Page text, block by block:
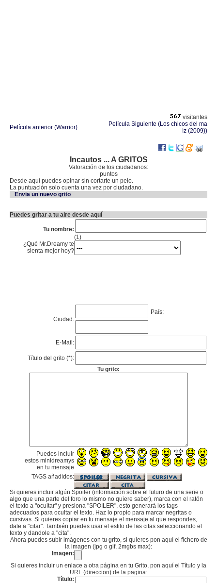
visitantes
Película anterior (Warrior)
Película Siguiente (Los chicos del ma
íz (2009))
Incautos ... A GRITOS
Valoración de los ciudadanos:
puntos
Desde aquí puedes opinar sin cortarte un pelo.
La puntuación solo cuenta una vez por ciudadano.
Envia un nuevo grito
Puedes gritar a tu aire desde aquí
Tu nombre:
(1)
¿Qué Mr.Dreamy te
sienta mejor hoy?
Ciudad:
País:
E-Mail:
Título del grito (*):
Tu grito:
Puedes incluir
estos minidreamys
en tu mensaje
TAGS añadidos:
Si quieres incluir algún Spoiler (información sobre el futuro de una serie o
algo que una parte del foro lo mismo no quiere saber), marca con el ratón
el texto a "ocultar" y presiona "SPOILER", esto generará los tags
adecuados para ocultar el texto. Haz lo propio para marcar negritas o
cursivas. Si quieres copiar en tu mensaje el mensaje al que respondes,
dale a "citar". También puedes usar el estilo de las citas seleccionando el
texto y dandole a "cita".
Ahora puedes subir imágenes con tu grito, si quieres pon aquí el fichero de
la imagen (jpg o gif, 2mgbs max):
Imagen:
Si quieres incluir un enlace a otra página en tu Grito, pon aquí el Título y la
URL (direccion) de la pagina:
Título: